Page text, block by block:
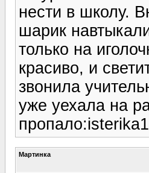
нести в школу.
шарик
только на
красиво, и
звонила
уже уехала на
Мартинка